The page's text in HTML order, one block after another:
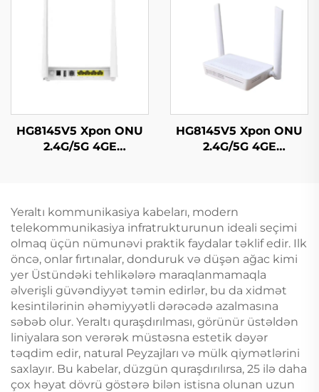
HG8145V5 Xpon ONU
2.4G/5G 4GE
HG8145V5 Xpon ONU
2.4G/5G 4GE
Yeraltı kommunikasiya kabeları, modern
telekommunikasiya infratrukturunun ideali seçimi
olmaq üçün nümunəvi praktik faydalar təklif edir. Ilk
öncə, onlar fırtınalar, donduruk və düşən ağac kimi
yer Üstündəki tehlikələrə maraqlanmamaqla
əlverişli güvəndiyyət təmin edirlər, bu da xidmət
kesintilərinin əhəmiyyətli dərəcədə azalmasına
səbəb olur. Yeraltı quraşdırılması, görünür üstəldən
liniyalara son verərək müstəsna estetik dəyər
təqdim edir, natural Peyzajları və mülk qiymətlərini
saxlayır. Bu kabelar, düzgün quraşdırılırsa, 25 ilə daha
çox həyat dövrü göstərə bilən istisna olunan uzun